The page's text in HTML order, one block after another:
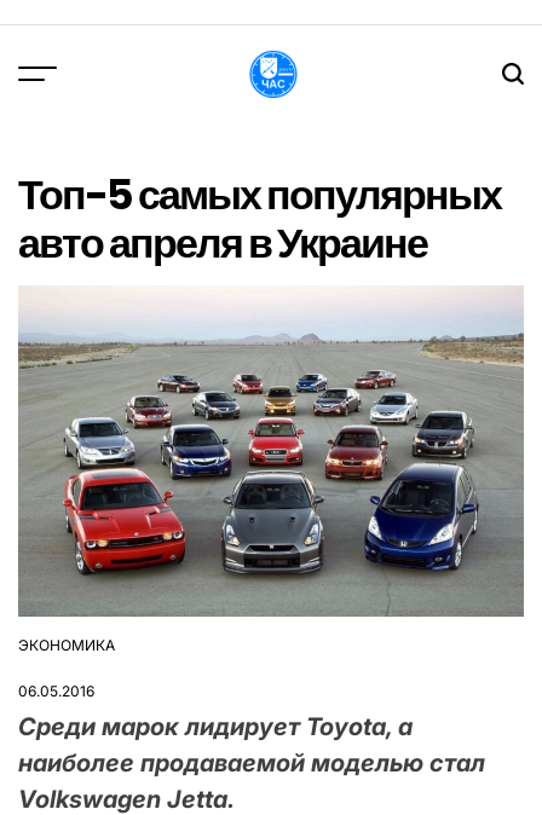
вмісту
Топ-5 самых популярных
авто апреля в Украине
ОПУБЛІКУВАТИ
ЭКОНОМИКА
06.05.2016
Среди марок лидирует Toyota, а
наиболее продаваемой моделью стал
Volkswagen Jetta.